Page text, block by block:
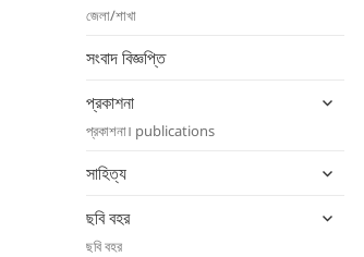
জেলা/শাখা
সংবাদ বিজ্ঞপ্তি
প্রকাশনা
প্রকাশনা। publications
expand
সাহিত্য
expand
menu
ছবি বহর
ছবি বহর
expand